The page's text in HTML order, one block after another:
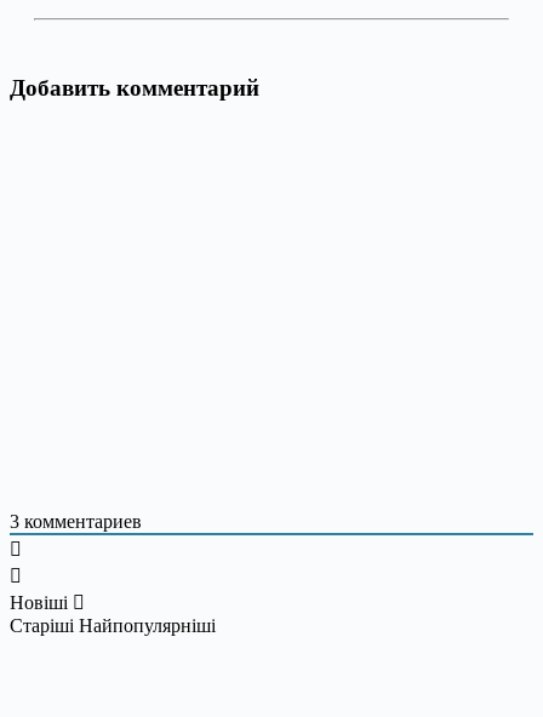
Добавить комментарий
3 комментариев
Новіші
Старіші Найпопулярніші